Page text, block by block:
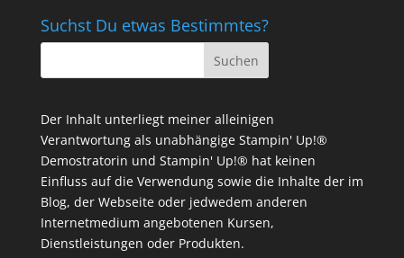
Suchst Du etwas Bestimmtes?
Der Inhalt unterliegt meiner alleinigen
Verantwortung als unabhängige Stampin' Up!®
Demostratorin und Stampin' Up!® hat keinen
Einfluss auf die Verwendung sowie die Inhalte der im
Blog, der Webseite oder jedwedem anderen
Internetmedium angebotenen Kursen,
Dienstleistungen oder Produkten.